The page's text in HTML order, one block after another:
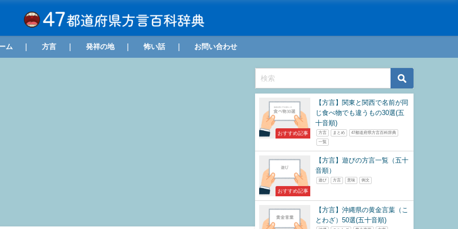
ム 方言 発祥の地 怖い話 お問い合わせ
おすすめ記事
【方言】関東と関西で名前が同
じ食べ物でも違うもの30選(五
十音順)
方言 まとめ
47都道府県方言百科辞典
一覧
おすすめ記事
【方言】遊びの方言一覧（五十
音順）
遊び 方言 意味 例文
【方言】沖縄県の黄金言葉（こ
とわざ）50選(五十音順)